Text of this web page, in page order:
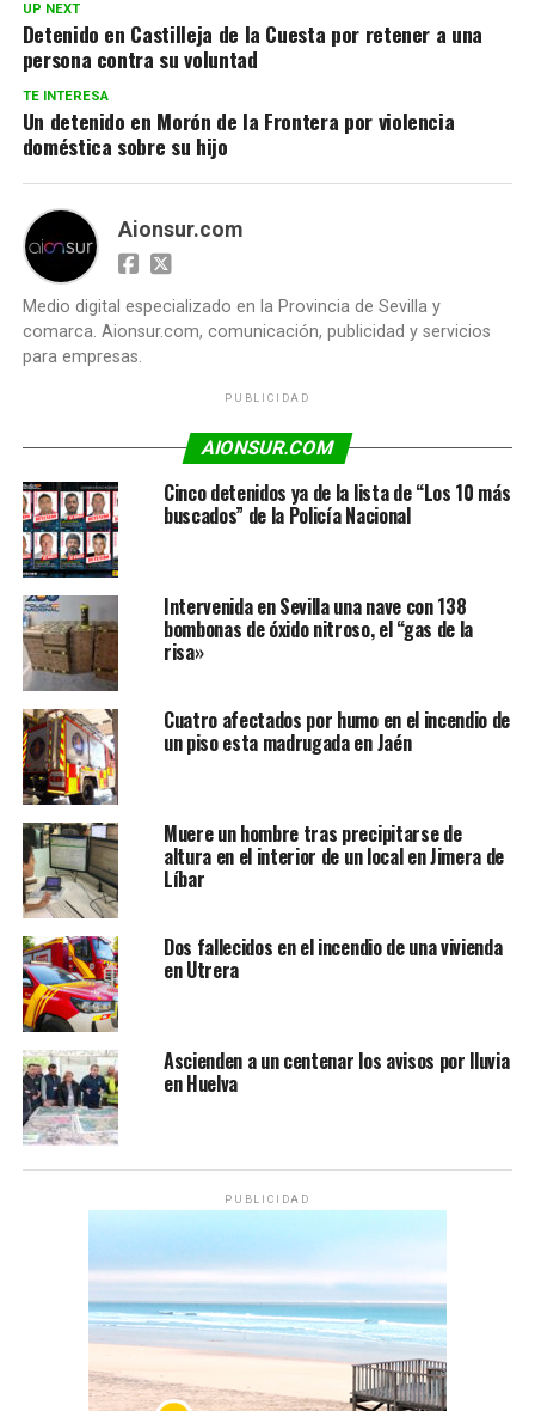
UP NEXT
Detenido en Castilleja de la Cuesta por retener a una
persona contra su voluntad
TE INTERESA
Un detenido en Morón de la Frontera por violencia
doméstica sobre su hijo
Aionsur.com
Medio digital especializado en la Provincia de Sevilla y
comarca. Aionsur.com, comunicación, publicidad y servicios
para empresas.
PUBLICIDAD
AIONSUR.COM
Cinco detenidos ya de la lista de “Los 10 más
buscados” de la Policía Nacional
Intervenida en Sevilla una nave con 138
bombonas de óxido nitroso, el “gas de la
risa»
Cuatro afectados por humo en el incendio de
un piso esta madrugada en Jaén
Muere un hombre tras precipitarse de
altura en el interior de un local en Jimera de
Líbar
Dos fallecidos en el incendio de una vivienda
en Utrera
Ascienden a un centenar los avisos por lluvia
en Huelva
PUBLICIDAD